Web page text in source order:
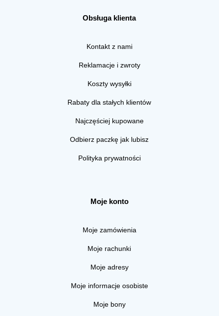
Obsługa klienta
Kontakt z nami
Reklamacje i zwroty
Koszty wysyłki
Rabaty dla stałych klientów
Najczęściej kupowane
Odbierz paczkę jak lubisz
Polityka prywatności
Moje konto
Moje zamówienia
Moje rachunki
Moje adresy
Moje informacje osobiste
Moje bony